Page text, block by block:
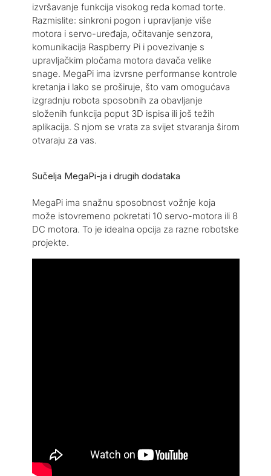
izvršavanje funkcija visokog reda komad torte.
Razmislite: sinkroni pogon i upravljanje više
motora i servo-uređaja, očitavanje senzora,
komunikacija Raspberry Pi i povezivanje s
upravljačkim pločama motora davača velike
snage. MegaPi ima izvrsne performanse kontrole
kretanja i lako se proširuje, što vam omogućava
izgradnju robota sposobnih za obavljanje
složenih funkcija poput 3D ispisa ili još težih
aplikacija. S njom se vrata za svijet stvaranja širom
otvaraju za vas.
Sučelja MegaPi-ja i drugih dodataka
MegaPi ima snažnu sposobnost vožnje koja
može istovremeno pokretati 10 servo-motora ili 8
DC motora. To je idealna opcija za razne robotske
projekte.
proizvođača. Na primjer, 3D printer, retro fonograf
ili drugi složeni elementi robotike.